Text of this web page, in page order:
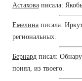
Астахова писала:
Емелина писала:
региональных.
Бернард писал:
понял, из твоего.